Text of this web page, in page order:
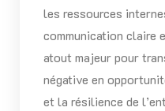
les ressources
communication claire
atout majeur pour
négative en
et la résilience de